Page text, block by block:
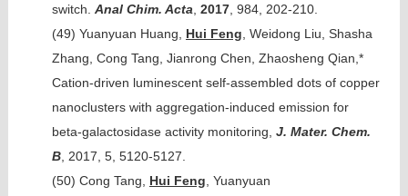
switch. Anal Chim. Acta 2017, 984, 202-210.
(49) Yuanyuan Huang, Hui Feng , Weidong Liu, Shasha
Zhang, Cong Tang, Jianrong Chen, Zhaosheng Qian,*
Cation-driven luminescent self-assembled dots of copper
nanoclusters with aggregation-induced emission for
beta-galactosidase activity monitoring, J. Mater. Chem.
B, 2017, 5, 5120-5127.
(50) Cong Tang, Hui Feng , Yuanyuan